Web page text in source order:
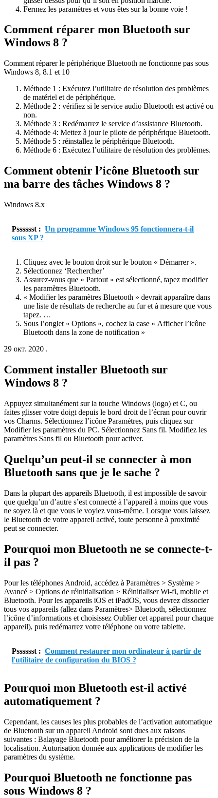
Fermez les paramètres et vous êtes sur la bonne voie !
Comment réparer mon Bluetooth sur
Windows 8 ?
Comment réparer le périphérique Bluetooth ne fonctionne pas sous
Windows 8, 8.1 et 10
Méthode 1 : Exécutez l’utilitaire de résolution des problèmes
de matériel et de périphérique.
Méthode 2 : vérifiez si le service audio Bluetooth est activé ou
non.
Méthode 3 : Redémarrez le service d’assistance Bluetooth.
Méthode 4: Mettez à jour le pilote de périphérique Bluetooth.
Méthode 5 : réinstallez le périphérique Bluetooth.
Méthode 6 : Exécutez l’utilitaire de résolution des problèmes.
Comment obtenir l’icône Bluetooth sur
ma barre des tâches Windows 8 ?
Windows 8.x
Psssssst : Un programme Windows 95 fonctionnera-t-il
sous XP ?
Cliquez avec le bouton droit sur le bouton « Démarrer ».
Sélectionnez ‘Rechercher’
Assurez-vous que « Partout » est sélectionné, tapez modifier
les paramètres Bluetooth.
« Modifier les paramètres Bluetooth » devrait apparaître dans
une liste de résultats de recherche au fur et à mesure que vous
tapez. …
Sous l’onglet « Options », cochez la case « Afficher l’icône
Bluetooth dans la zone de notification »
29 окт. 2020 .
Comment installer Bluetooth sur
Windows 8 ?
Appuyez simultanément sur la touche Windows (logo) et C, ou
faites glisser votre doigt depuis le bord droit de l’écran pour ouvrir
vos Charms. Sélectionnez l’icône Paramètres, puis cliquez sur
Modifier les paramètres du PC. Sélectionnez Sans fil. Modifiez les
paramètres Sans fil ou Bluetooth pour activer.
Quelqu’un peut-il se connecter à mon
Bluetooth sans que je le sache ?
Dans la plupart des appareils Bluetooth, il est impossible de savoir
que quelqu’un d’autre s’est connecté à l’appareil à moins que vous
ne soyez là et que vous le voyiez vous-même. Lorsque vous laissez
le Bluetooth de votre appareil activé, toute personne à proximité
peut se connecter.
Pourquoi mon Bluetooth ne se connecte-t-
il pas ?
Pour les téléphones Android, accédez à Paramètres > Système >
Avancé > Options de réinitialisation > Réinitialiser Wi-fi, mobile et
Bluetooth. Pour les appareils iOS et iPadOS, vous devrez dissocier
tous vos appareils (allez dans Paramètres> Bluetooth, sélectionnez
l’icône d’informations et choisissez Oublier cet appareil pour chaque
appareil), puis redémarrez votre téléphone ou votre tablette.
Psssssst : Comment restaurer mon ordinateur à partir de
l'utilitaire de configuration du BIOS ?
Pourquoi mon Bluetooth est-il activé
automatiquement ?
Cependant, les causes les plus probables de l’activation automatique
de Bluetooth sur un appareil Android sont dues aux raisons
suivantes : Balayage Bluetooth pour améliorer la précision de la
localisation. Autorisation donnée aux applications de modifier les
paramètres du système.
Pourquoi Bluetooth ne fonctionne pas
sous Windows 8 ?